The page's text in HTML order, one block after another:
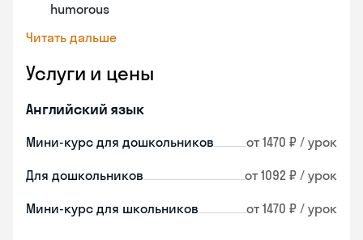
humorous
Читать дальше
Услуги и цены
Английский язык
Мини-курс для дошкольников от 1470 ₽ / урок
Для дошкольников от 1092 ₽ / урок
Мини-курс для школьников от 1470 ₽ / урок